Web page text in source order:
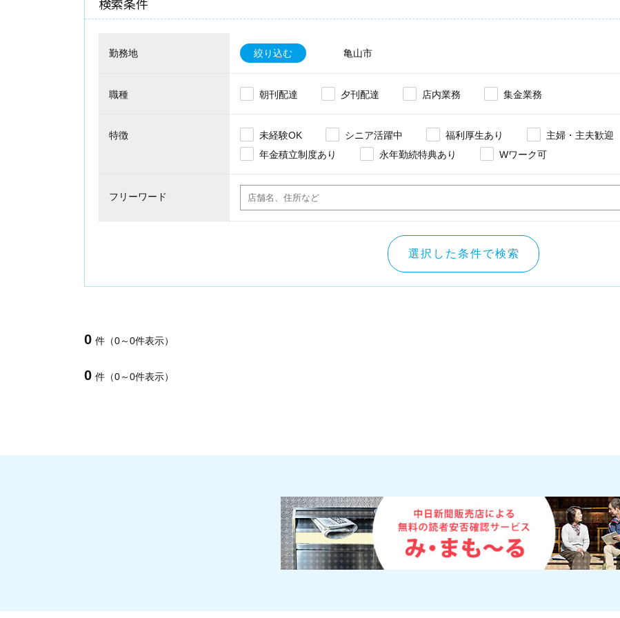
勤務地 絞り込む 亀山市
職種 朝刊配達 夕刊配達 店内業務 集金業務
特徴 未経験OK シニア活躍中 福利厚生あり 主婦・主夫歓迎
年金積立制度あり
永年勤続特典あり Wワーク可
フリーワード
選択した条件で検索
0 件（0～0件表示）
0 件（0～0件表示）